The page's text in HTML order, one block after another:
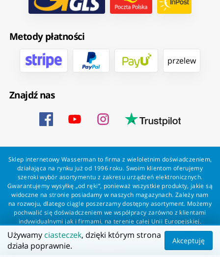
Metody płatności
przelew
Znajdź nas
Sklep internetowy Wasserman to firma z wieloletnim doświadczeniem,
działająca na rynku już od 1996 roku. Swoim klientom oferujemy
szeroki wybór asortymentu z zakresu urządzeń elektronicznych.
Gwarantujemy wysyłkę „od ręki”, ponieważ wszystkie produkty, jakie są
widoczne na stronie posiadamy w naszych magazynach. Zależy nam
na rozwoju, dlatego ciągle poszerzamy dostępny asortyment. Możemy
pochwalić się doświadczeniem we współpracy zarówno z klientami
indywidualnymi jak i firmami, na terenie całej Unii Europejskiej.
Zapewniamy profesjonalną obsługę każdego klienta oraz szybką i
bezproblemową realizację zamówień. Wasserman - wszystko dla
Używamy ciasteczek, dzięki którym strona
działa poprawnie.
Akceptuję